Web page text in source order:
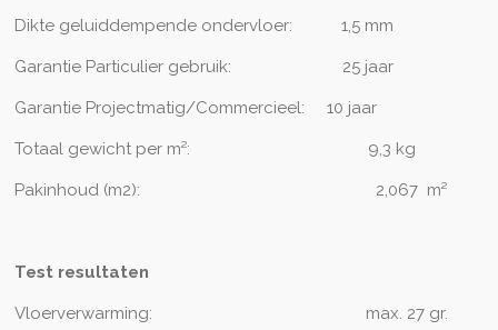
Dikte geluiddempende ondervloer: 1,5 mm
Garantie Particulier gebruik: 25 jaar
Garantie Projectmatig/Commercieel: 10 jaar
Totaal gewicht per m²: 9,3 kg
Pakinhoud (m2): 2,067 m²
Test resultaten
Vloerverwarming: max. 27 gr.